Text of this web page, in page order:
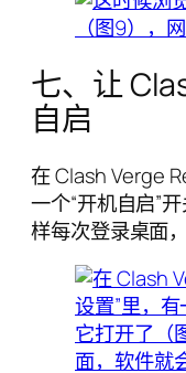
七、让
自启
在 Clash Verge
一个“开机自启”
样每次登录桌面